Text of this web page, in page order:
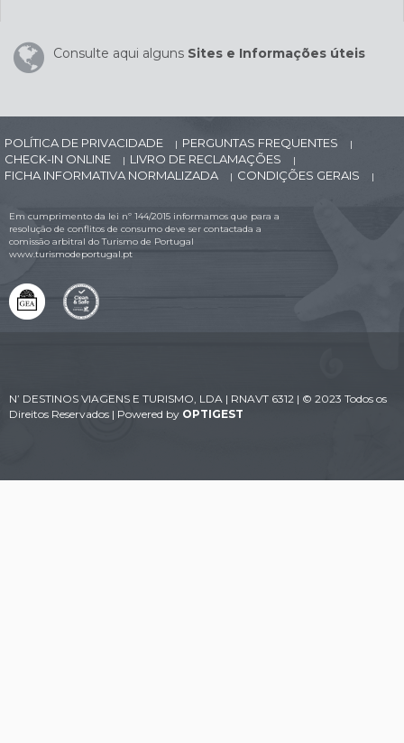
Consulte aqui alguns Sites e Informações úteis
POLÍTICA DE PRIVACIDADE | PERGUNTAS FREQUENTES |
CHECK-IN ONLINE | LIVRO DE RECLAMAÇÕES |
FICHA INFORMATIVA NORMALIZADA | CONDIÇÕES GERAIS |
Em cumprimento da lei nº 144/2015 informamos que para a
resolução de conflitos de consumo deve ser contactada a
comissão arbitral do Turismo de Portugal
www.turismodeportugal.pt
N’ DESTINOS VIAGENS E TURISMO, LDA | RNAVT 6312 | © 2023 Todos os
Direitos Reservados | Powered by OPTIGEST